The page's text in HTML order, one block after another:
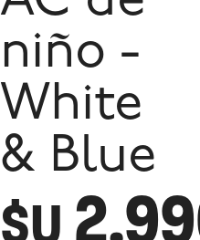
niño -
White
& Blue
$U